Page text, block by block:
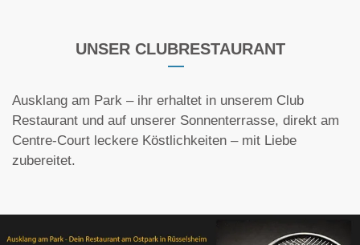
UNSER CLUBRESTAURANT
Ausklang am Park – ihr erhaltet in unserem Club
Restaurant und auf unserer Sonnenterrasse, direkt am
Centre-Court leckere Köstlichkeiten – mit Liebe
zubereitet.